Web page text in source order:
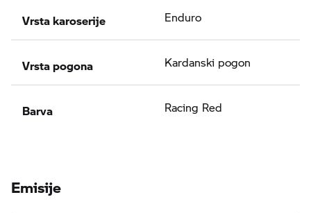
Vrsta karoserije Enduro
Vrsta pogona Kardanski pogon
Barva Racing Red
Emisije